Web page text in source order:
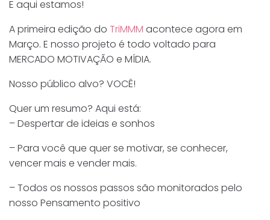
E aqui estamos!
A primeira edição do TriMMM acontece agora em
Março. E nosso projeto é todo voltado para
MERCADO MOTIVAÇÃO e MÍDIA.
Nosso público alvo? VOCÊ!
Quer um resumo? Aqui está:
– Despertar de ideias e sonhos
– Para você que quer se motivar, se conhecer,
vencer mais e vender mais.
– Todos os nossos passos são monitorados pelo
nosso Pensamento positivo